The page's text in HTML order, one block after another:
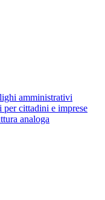
amministrativi
cittadini e imprese
analoga